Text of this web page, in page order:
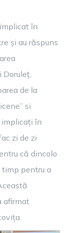
în
și au răspuns
Doruleț,
de la
si
implicați în
zi de zi
că dincolo
timp pentru a
afirmat